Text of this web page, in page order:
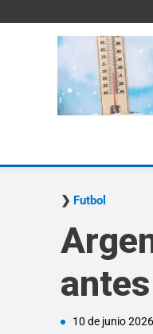
Futbol
10 de junio 2026